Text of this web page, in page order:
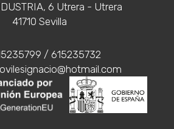
6 Utrera - Utrera
41710 Sevilla
/ 615235732